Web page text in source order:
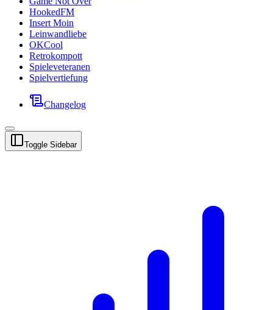
HookedFM
Insert Moin
Leinwandliebe
OKCool
Retrokompott
Spieleveteranen
Spielvertiefung
Changelog
Toggle Sidebar